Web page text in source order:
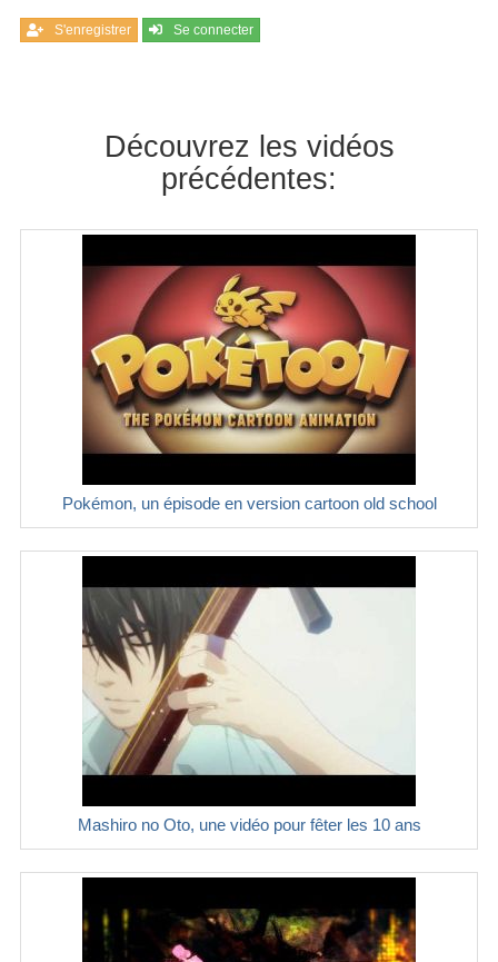
S'enregistrer Se connecter
Découvrez les vidéos
précédentes:
Pokémon, un épisode en version cartoon old school
Mashiro no Oto, une vidéo pour fêter les 10 ans